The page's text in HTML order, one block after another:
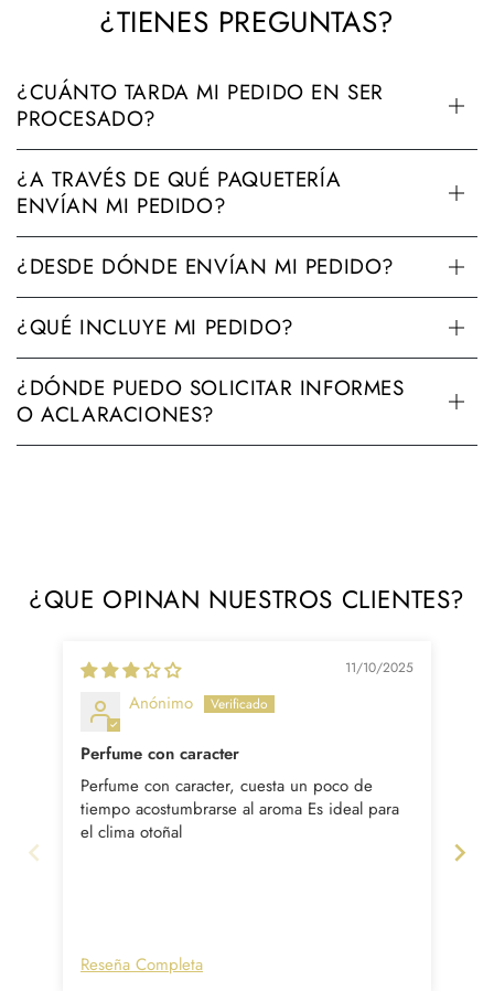
¿TIENES PREGUNTAS?
¿CUÁNTO TARDA MI PEDIDO EN SER
PROCESADO?
¿A TRAVÉS DE QUÉ PAQUETERÍA
ENVÍAN MI PEDIDO?
¿DESDE DÓNDE ENVÍAN MI PEDIDO?
¿QUÉ INCLUYE MI PEDIDO?
¿DÓNDE PUEDO SOLICITAR INFORMES
O ACLARACIONES?
¿QUE OPINAN NUESTROS CLIENTES?
11/10/2025
Anónimo
Perfume con caracter
Perfume con caracter, cuesta un poco de
tiempo acostumbrarse al aroma Es ideal para
el clima otoñal
Reseña Completa